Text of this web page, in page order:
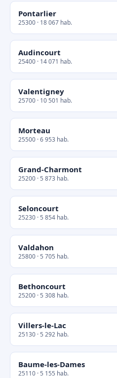
Pontarlier
25300 · 18 067 hab.
Audincourt
25400 · 14 071 hab.
Valentigney
25700 · 10 501 hab.
Morteau
25500 · 6 953 hab.
Grand-Charmont
25200 · 5 873 hab.
Seloncourt
25230 · 5 854 hab.
Valdahon
25800 · 5 705 hab.
Bethoncourt
25200 · 5 308 hab.
Villers-le-Lac
25130 · 5 292 hab.
Baume-les-Dames
25110 · 5 155 hab.